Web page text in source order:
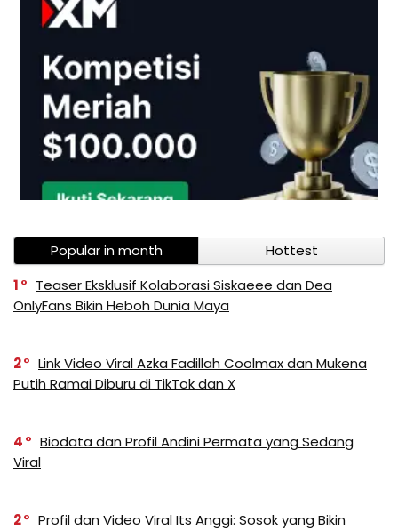
Popular in month
Hottest
1
Teaser Eksklusif Kolaborasi Siskaeee dan Dea
OnlyFans Bikin Heboh Dunia Maya
2
Link Video Viral Azka Fadillah Coolmax dan Mukena
Putih Ramai Diburu di TikTok dan X
4
Biodata dan Profil Andini Permata yang Sedang
Viral
2
Profil dan Video Viral Its Anggi: Sosok yang Bikin